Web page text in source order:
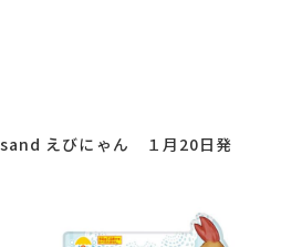
えびにゃん １月20日発